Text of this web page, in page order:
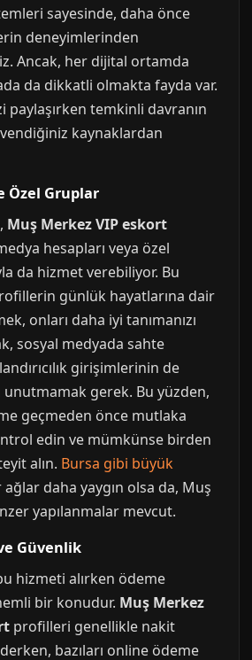
sayesinde, daha önce
deneyimlerinden
Ancak, her dijital ortamda
da dikkatli olmakta fayda var.
paylaşırken temkinli davranın
kaynaklardan
Özel Gruplar
Muş Merkez VIP eskort
hesapları veya özel
da hizmet verebiliyor. Bu
günlük hayatlarına dair
onları daha iyi tanımanızı
sosyal medyada sahte
girişimlerinin de
unutmamak gerek. Bu yüzden,
geçmeden önce mutlaka
edin ve mümkünse birden
alın. Bursa gibi büyük
daha yaygın olsa da, Muş
yapılanmalar mevcut.
Güvenlik
hizmeti alırken ödeme
bir konudur. Muş Merkez
profilleri genellikle nakit
bazıları online ödeme